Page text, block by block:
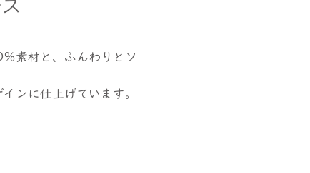
素材と、ふんわりとソ
ンに仕上げています。